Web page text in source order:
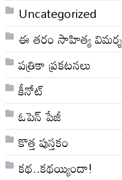
Uncategorized
ఈ తరం సాహిత్య విమర్శ
పత్రికా ప్రకటనలు
కీనోట్
ఓపెన్ పేజీ
కొత్త పుస్తకం
కథ..కథయ్యిందా!